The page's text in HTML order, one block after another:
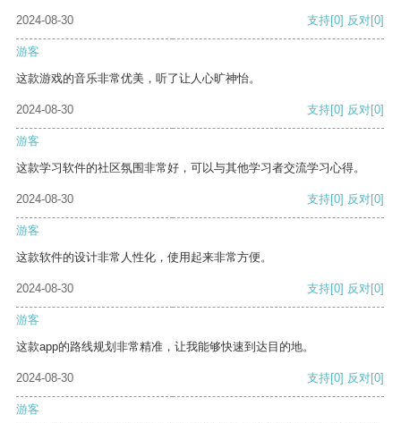
2024-08-30 支持[0] 反对[0]
游客
这款游戏的音乐非常优美，听了让人心旷神怡。
2024-08-30 支持[0] 反对[0]
游客
这款学习软件的社区氛围非常好，可以与其他学习者交流学习心得。
2024-08-30 支持[0] 反对[0]
游客
这款软件的设计非常人性化，使用起来非常方便。
2024-08-30 支持[0] 反对[0]
游客
这款app的路线规划非常精准，让我能够快速到达目的地。
2024-08-30 支持[0] 反对[0]
游客